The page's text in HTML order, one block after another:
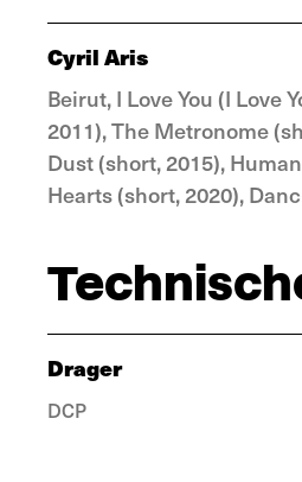
Cyril Aris
Beirut, I Love You (I Love
2011), The Metronome
Dust (short, 2015),
Hearts (short, 2020),
Drager
DCP